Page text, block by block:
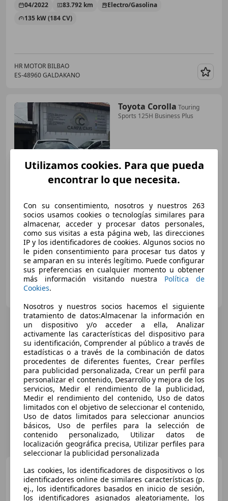
04/2022 83.792 km
Electro/Gasolina
135 kW (184 CV)
HR MOTOR BILBAO
ES-48960 GALDAKANO
Toyota Corolla Touring
Sports 125H Business Plus
€ 16.990
Preciojusto
11/2021 123.000 km
Electro/Gasolina
90 kW (122 CV)
Campacars
Toyota Corolla2.0 180H
GR-SPORT E-CVT
Utilizamos cookies. Para que pueda
encontrar lo que necesita.
Con su consentimiento, nosotros y nuestros 263
socios usamos cookies o tecnologías similares para
almacenar, acceder y procesar datos personales,
como sus visitas a esta página web, las direcciones
IP y los identificadores de cookies. Algunos socios no
le piden consentimiento para procesar tus datos y
se amparan en su interés legítimo. Puede configurar
sus preferencias en cualquier momento u obtener
más información visitando nuestra Política de
Cookies.
Nosotros y nuestros socios hacemos el siguiente
tratamiento de datos:Almacenar la información en
un dispositivo y/o acceder a ella, Analizar
activamente las características del dispositivo para
su identificación, Comprender al público a través de
estadísticas o a través de la combinación de datos
procedentes de diferentes fuentes, Crear perfiles
para publicidad personalizada, Crear un perfil para
personalizar el contenido, Desarrollo y mejora de los
servicios, Medir el rendimiento de la publicidad,
Medir el rendimiento del contenido, Uso de datos
limitados con el objetivo de seleccionar el contenido,
Uso de datos limitados para seleccionar anuncios
básicos, Uso de perfiles para la selección de
contenido personalizado, Utilizar datos de
localización geográfica precisa, Utilizar perfiles para
seleccionar la publicidad personalizada
Las cookies, los identificadores de dispositivos o los
identificadores online de similares características (p.
ej., los identificadores basados en inicio de sesión,
los identificadores asignados aleatoriamente, los